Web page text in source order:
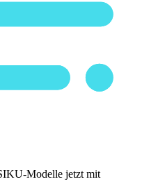
Modelle jetzt mit